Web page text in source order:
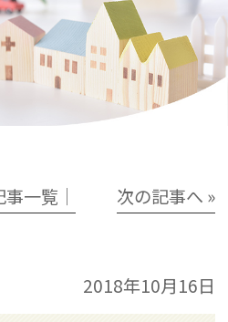
事一覧│ 次の記事へ »
2018年10月16日